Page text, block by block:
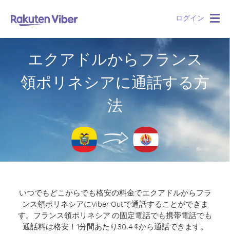
ログイン
エクアドルからフランス
領ポリネシアに通話する方
法
いつでもどこからでも格安の料金でエクアドルからフラ
ンス領ポリネシアにViber Outで通話することができま
す。 フランス領ポリネシア の固定電話でも携帯電話でも
通話料は格安！1分間あたり30.4 ¢から通話できます。